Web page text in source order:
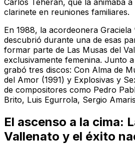
Carlos Teherán, que la animaba
clarinete en reuniones familiares.
En 1988, la acordeonera Graciela
descubrió durante una de esas
formar parte de Las Musas del
exclusivamente femenina. Junto
grabó tres discos: Con Alma de
del Amor (1991) y Explosivas y
de compositores como Pedro
Brito, Luis Egurrola, Sergio
El ascenso a la cima:
Vallenato y el éxito